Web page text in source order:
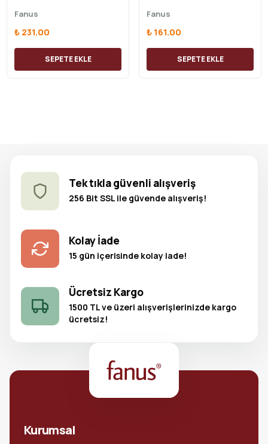
Fanus
₺ 231.00
SEPETE EKLE
Fanus
₺ 161.00
SEPETE EKLE
Tek tıkla güvenli alışveriş
256 Bit SSL ile güvende alışveriş!
Kolay İade
15 gün içerisinde kolay iade!
Ücretsiz Kargo
1500 TL ve üzeri alışverişlerinizde kargo
ücretsiz!
Kurumsal